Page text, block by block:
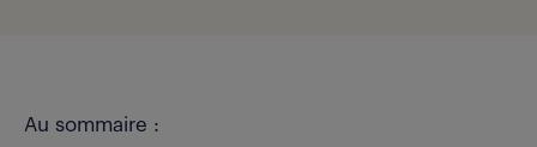
Au sommaire :